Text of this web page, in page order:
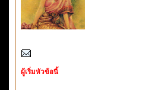
ผู้เริ่มหัวข้อนี้